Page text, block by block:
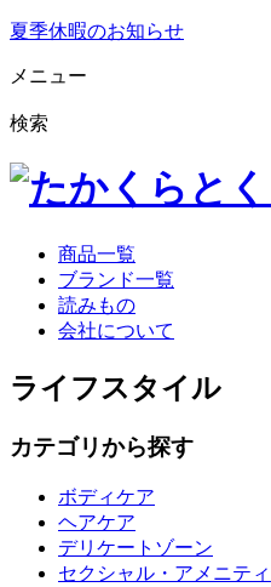
夏季休暇のお知らせ
メニュー
検索
商品一覧
ブランド一覧
読みもの
会社について
ライフスタイル
カテゴリから探す
ボディケア
ヘアケア
デリケートゾーン
セクシャル・アメニティ